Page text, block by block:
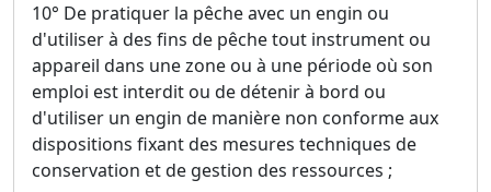
10° De pratiquer la pêche avec un engin ou
d'utiliser à des fins de pêche tout instrument ou
appareil dans une zone ou à une période où son
emploi est interdit ou de détenir à bord ou
d'utiliser un engin de manière non conforme aux
dispositions fixant des mesures techniques de
conservation et de gestion des ressources ;